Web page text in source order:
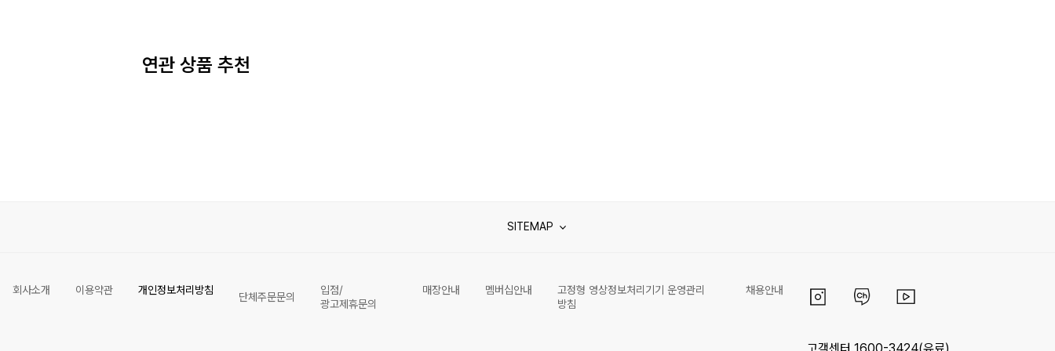
연관 상품 추천
SITEMAP
회사소개 이용약관 개인정보처리방침
단체주문문의
입점/
광고제휴문의
매장안내 멤버십안내
고정형 영상정보처리기기 운영관리
방침
채용안내